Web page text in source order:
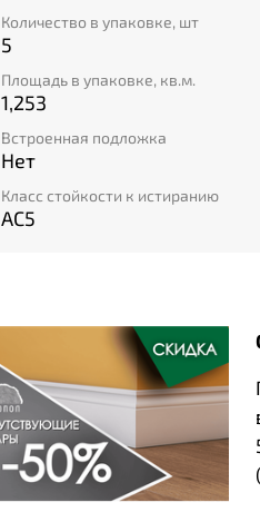
Количество в упаковке, шт
5
Площадь в упаковке, кв.м.
1,253
Встроенная подложка
Нет
Класс стойкости к истиранию
AC5